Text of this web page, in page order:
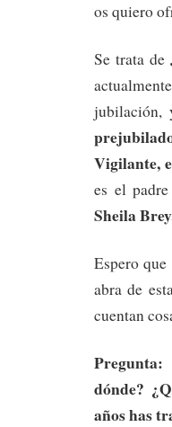
os quiero
Se trata de
jubilación,
Vigilante,
es el
Sheila
Espero
abra de
cuentan
dónde?
años has